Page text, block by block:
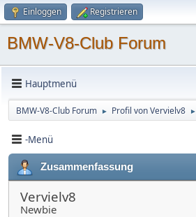
Einloggen Registrieren
BMW-V8-Club Forum
Hauptmenü
BMW-V8-Club Forum ► Profil von Vervielv8 ►
-Menü
Zusammenfassung
Vervielv8
Newbie